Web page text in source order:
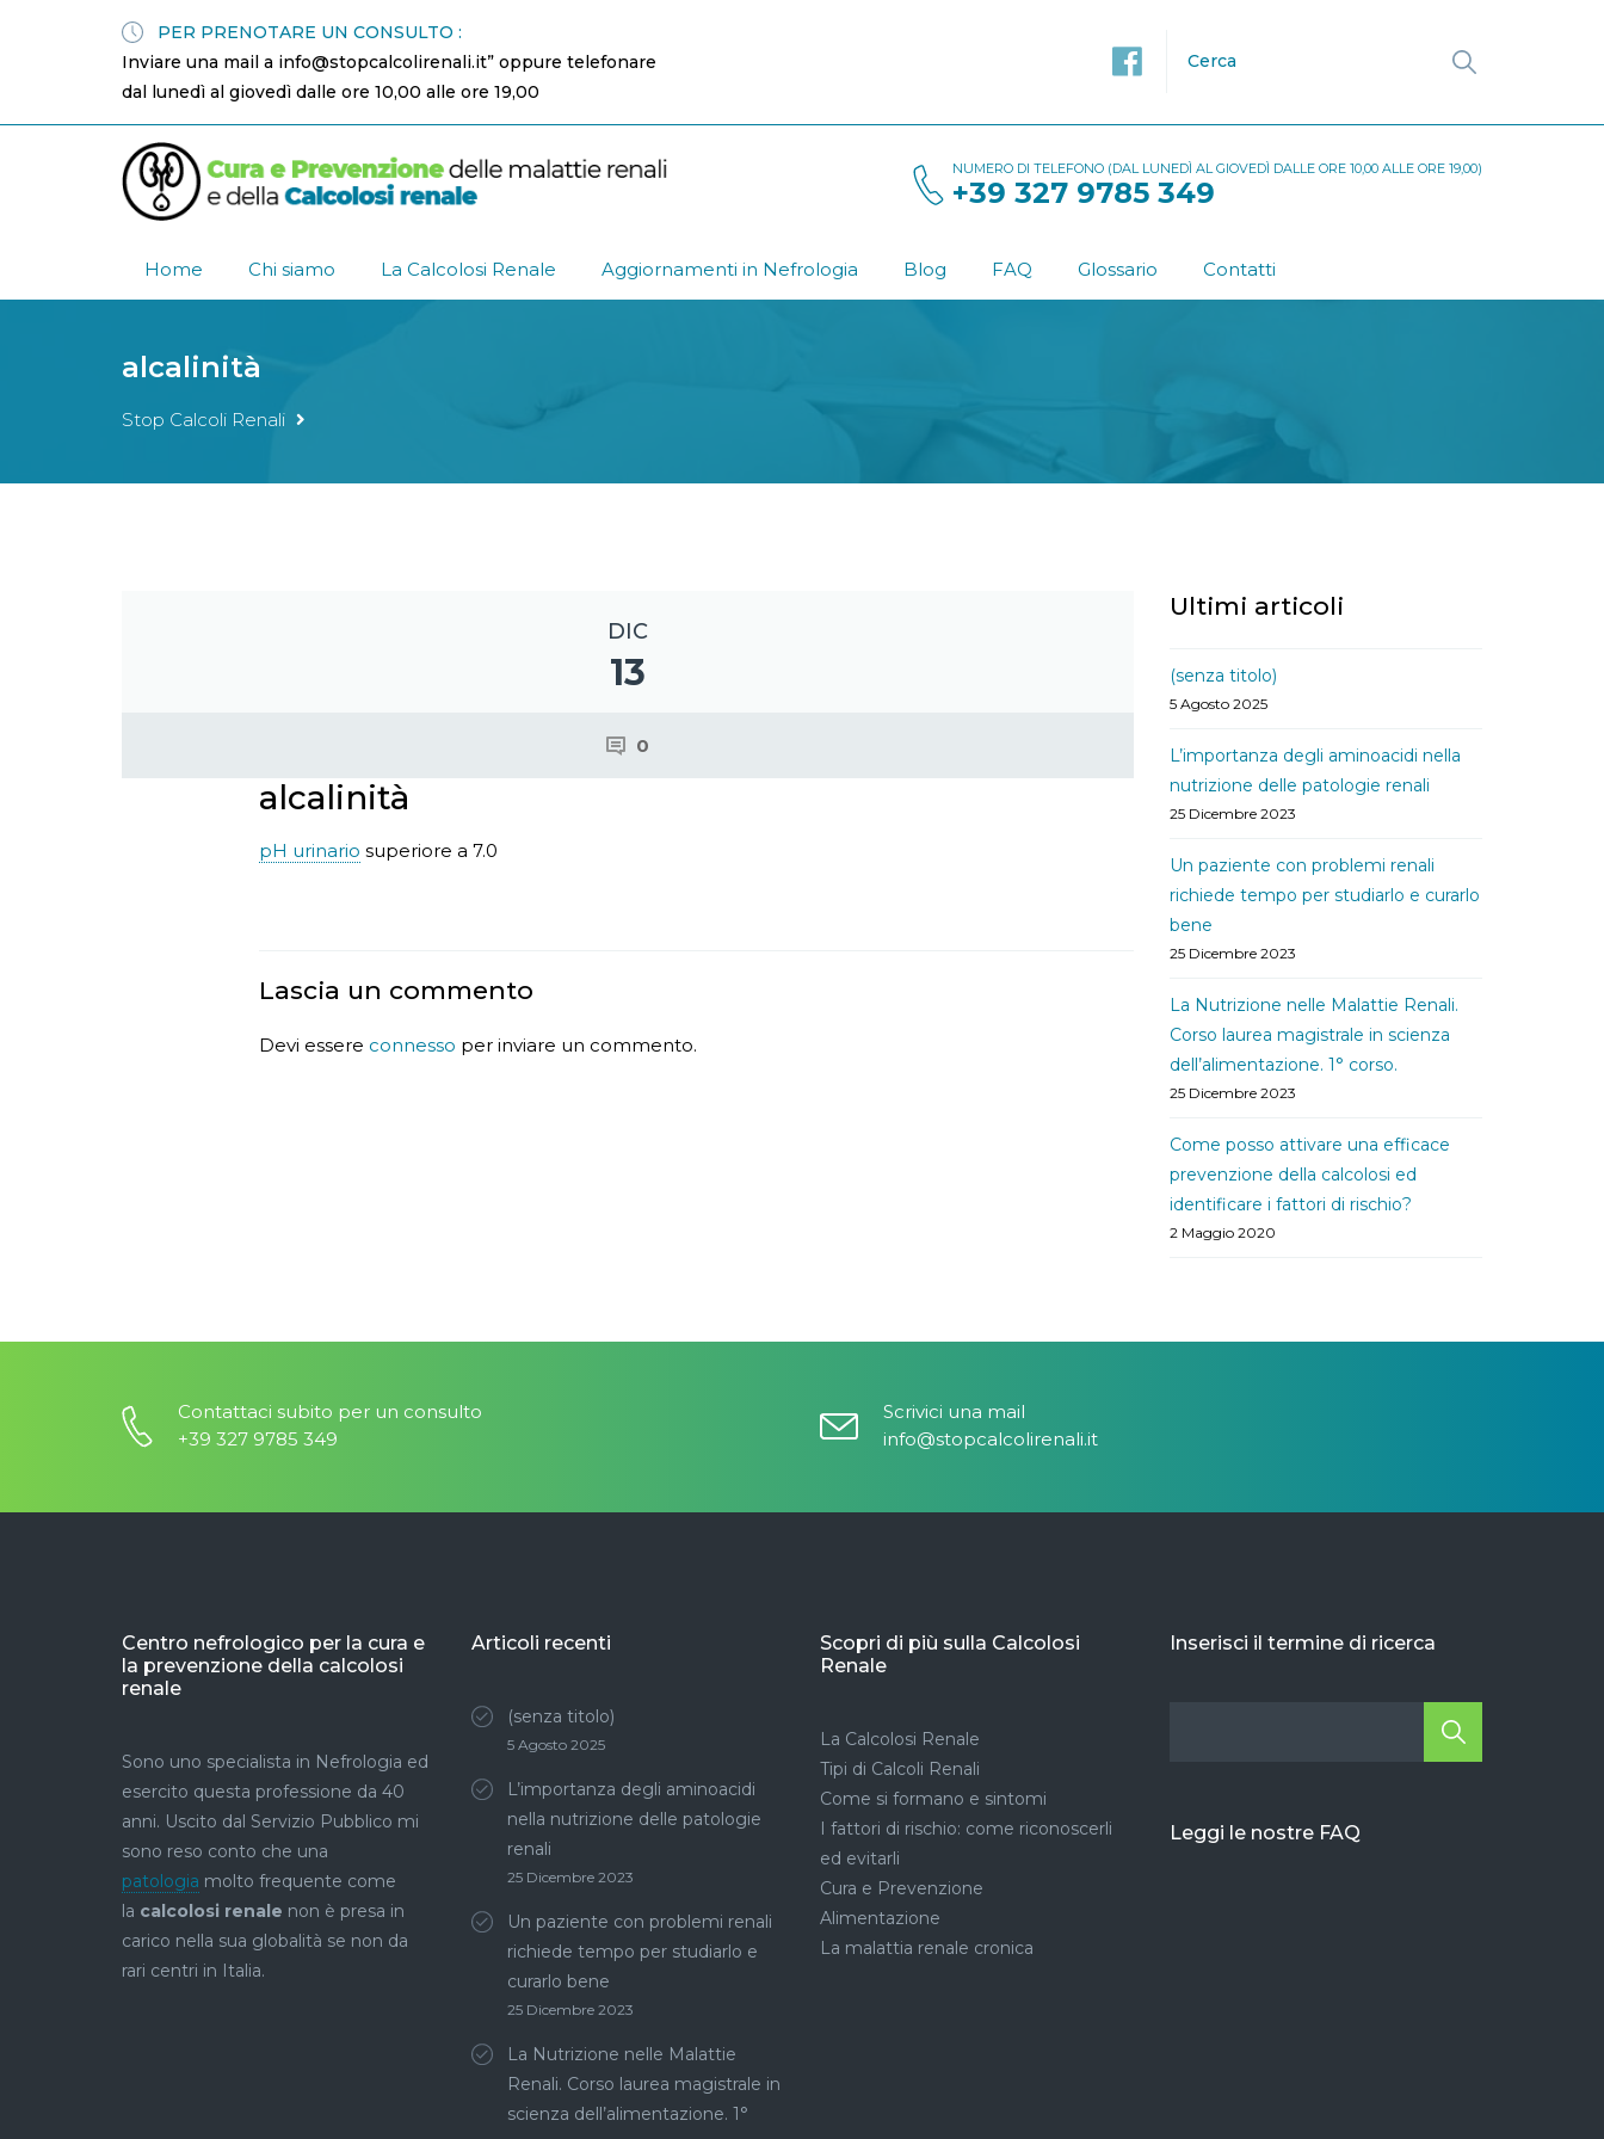
PER PRENOTARE UN CONSULTO :
Inviare una mail a info@stopcalcolirenali.it” oppure telefonare
dal lunedì al giovedì dalle ore 10,00 alle ore 19,00
NUMERO DI TELEFONO (DAL LUNEDÌ AL GIOVEDÌ DALLE ORE 10,00 ALLE ORE 19,00)
+39 327 9785 349
Home Chi siamo La Calcolosi Renale Aggiornamenti in Nefrologia Blog FAQ Glossario Contatti
alcalinità
Stop Calcoli Renali
DIC
13
0
alcalinità
pH urinario superiore a 7.0
Lascia un commento
Devi essere connesso per inviare un commento.
Ultimi articoli
(senza titolo)
5 Agosto 2025
L’importanza degli aminoacidi nella
nutrizione delle patologie renali
25 Dicembre 2023
Un paziente con problemi renali
richiede tempo per studiarlo e curarlo
bene
25 Dicembre 2023
La Nutrizione nelle Malattie Renali.
Corso laurea magistrale in scienza
dell’alimentazione. 1° corso.
25 Dicembre 2023
Come posso attivare una efficace
prevenzione della calcolosi ed
identificare i fattori di rischio?
2 Maggio 2020
Contattaci subito per un consulto
+39 327 9785 349
Scrivici una mail
info@stopcalcolirenali.it
Centro nefrologico per la cura e
la prevenzione della calcolosi
renale
Sono uno specialista in Nefrologia ed
esercito questa professione da 40
anni. Uscito dal Servizio Pubblico mi
sono reso conto che una
patologia molto frequente come
la calcolosi renale non è presa in
carico nella sua globalità se non da
rari centri in Italia.
Articoli recenti
(senza titolo)
5 Agosto 2025
L’importanza degli aminoacidi
nella nutrizione delle patologie
renali
25 Dicembre 2023
Un paziente con problemi renali
richiede tempo per studiarlo e
curarlo bene
25 Dicembre 2023
La Nutrizione nelle Malattie
Renali. Corso laurea magistrale in
scienza dell’alimentazione. 1°
Scopri di più sulla Calcolosi
Renale
La Calcolosi Renale
Tipi di Calcoli Renali
Come si formano e sintomi
I fattori di rischio: come riconoscerli
ed evitarli
Cura e Prevenzione
Alimentazione
La malattia renale cronica
Inserisci il termine di ricerca
Leggi le nostre FAQ